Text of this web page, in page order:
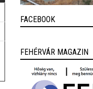
FACEBOOK
FEHÉRVÁR MAGAZIN